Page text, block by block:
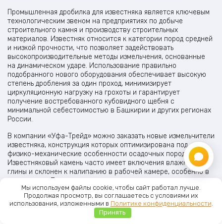
Промышленная дробилка для известняка является ключевым
технологическим звеном на предприятиях по добыче
строительного камня и производству строительных
материалов. Известняк относится к категории пород средней
и низкой прочности, что позволяет задействовать
высокопроизводительные методы измельчения, основанные
на динамическом ударе. Использование правильно
подобранного нового оборудования обеспечивает высокую
степень дробления за один проход, минимизирует
циркуляционную нагрузку на грохоты и гарантирует
получение востребованного кубовидного щебня с
минимальной себестоимостью в Башкирии и других регионах
России.
В компании «Уфа-Трейд» можно заказать новые измельчители
известняка, конструкция которых оптимизирована под
физико-механические особенности осадочных пород.
Известняковый камень часто имеет включения влажной
глины и склонен к налипанию в рабочей камере, особенно в
молотковые машины эффективно справляются с данной
проблемой благодаря оптимизированной геометрии зоны
разгрузки и применению износостойких сплавов, что
исключает забивание колосниковых решеток и гарантирует
Мы используем файлы cookie, чтобы сайт работал лучше.
Продолжая просмотр, вы соглашаетесь с условиями их
использования, изложенными в Политике конфиденциальности
Принять